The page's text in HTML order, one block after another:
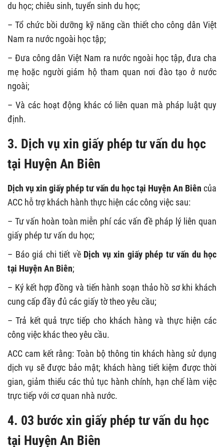
du học; chiêu sinh, tuyển sinh du học;
– Tổ chức bồi dưỡng kỹ năng cần thiết cho công dân Việt
Nam ra nước ngoài học tập;
– Đưa công dân Việt Nam ra nước ngoài học tập, đưa cha
mẹ hoặc người giám hộ tham quan nơi đào tạo ở nước
ngoài;
– Và các hoạt động khác có liên quan mà pháp luật quy
định.
3. Dịch vụ xin giấy phép tư vấn du học
tại Huyện An Biên
Dịch vụ xin giấy phép tư vấn du học tại Huyện An Biên của
ACC hỗ trợ khách hành thực hiện các công việc sau:
– Tư vấn hoàn toàn miễn phí các vấn đề pháp lý liên quan
giấy phép tư vấn du học;
– Báo giá chi tiết về Dịch vụ xin giấy phép tư vấn du học
tại Huyện An Biên;
– Ký kết hợp đồng và tiến hành soạn thảo hồ sơ khi khách
cung cấp đầy đủ các giấy tờ theo yêu cầu;
– Trả kết quả trực tiếp cho khách hàng và thực hiện các
công việc khác theo yêu cầu.
ACC cam kết rằng: Toàn bộ thông tin khách hàng sử dụng
dịch vụ sẽ được bảo mật; khách hàng tiết kiệm được thời
gian, giảm thiểu các thủ tục hành chính, hạn chế làm việc
trực tiếp với cơ quan nhà nước.
4. 03 bước xin giấy phép tư vấn du học
tại Huyện An Biên